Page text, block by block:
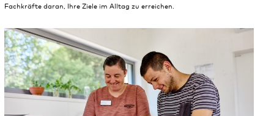
Fachkräfte daran, Ihre Ziele im Alltag zu erreichen.